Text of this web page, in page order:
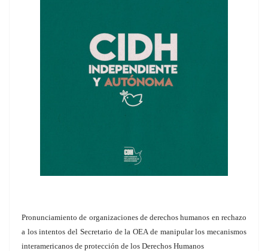
Pronunciamiento de organizaciones de derechos humanos en rechazo
a los intentos del Secretario de la OEA de manipular los mecanismos
interamericanos de protección de los Derechos Humanos